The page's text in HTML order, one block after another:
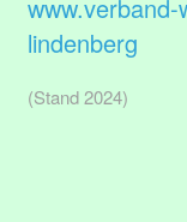
lindenberg
(Stand 2024)